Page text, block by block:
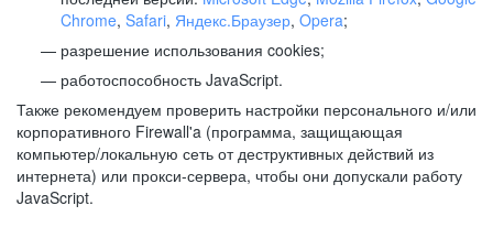
Chrome, Safari, Яндекс.Браузер, Opera;
разрешение использования cookies;
работоспособность JavaScript.
Также рекомендуем проверить настройки персонального и/или
корпоративного Firewall'a (программа, защищающая
компьютер/локальную сеть от деструктивных действий из
интернета) или прокси-сервера, чтобы они допускали работу
JavaScript.